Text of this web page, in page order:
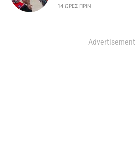
14 ΏΡΕΣ ΠΡΙΝ
Advertisement